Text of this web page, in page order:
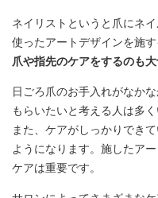
ネイリストというと爪にネ
使ったアートデザインを施
爪や指先のケアをするのも
日ごろ爪のお手入れがなか
もらいたいと考える人は多く
また、ケアがしっかりでき
ようになります。施したア
ケアは重要です。